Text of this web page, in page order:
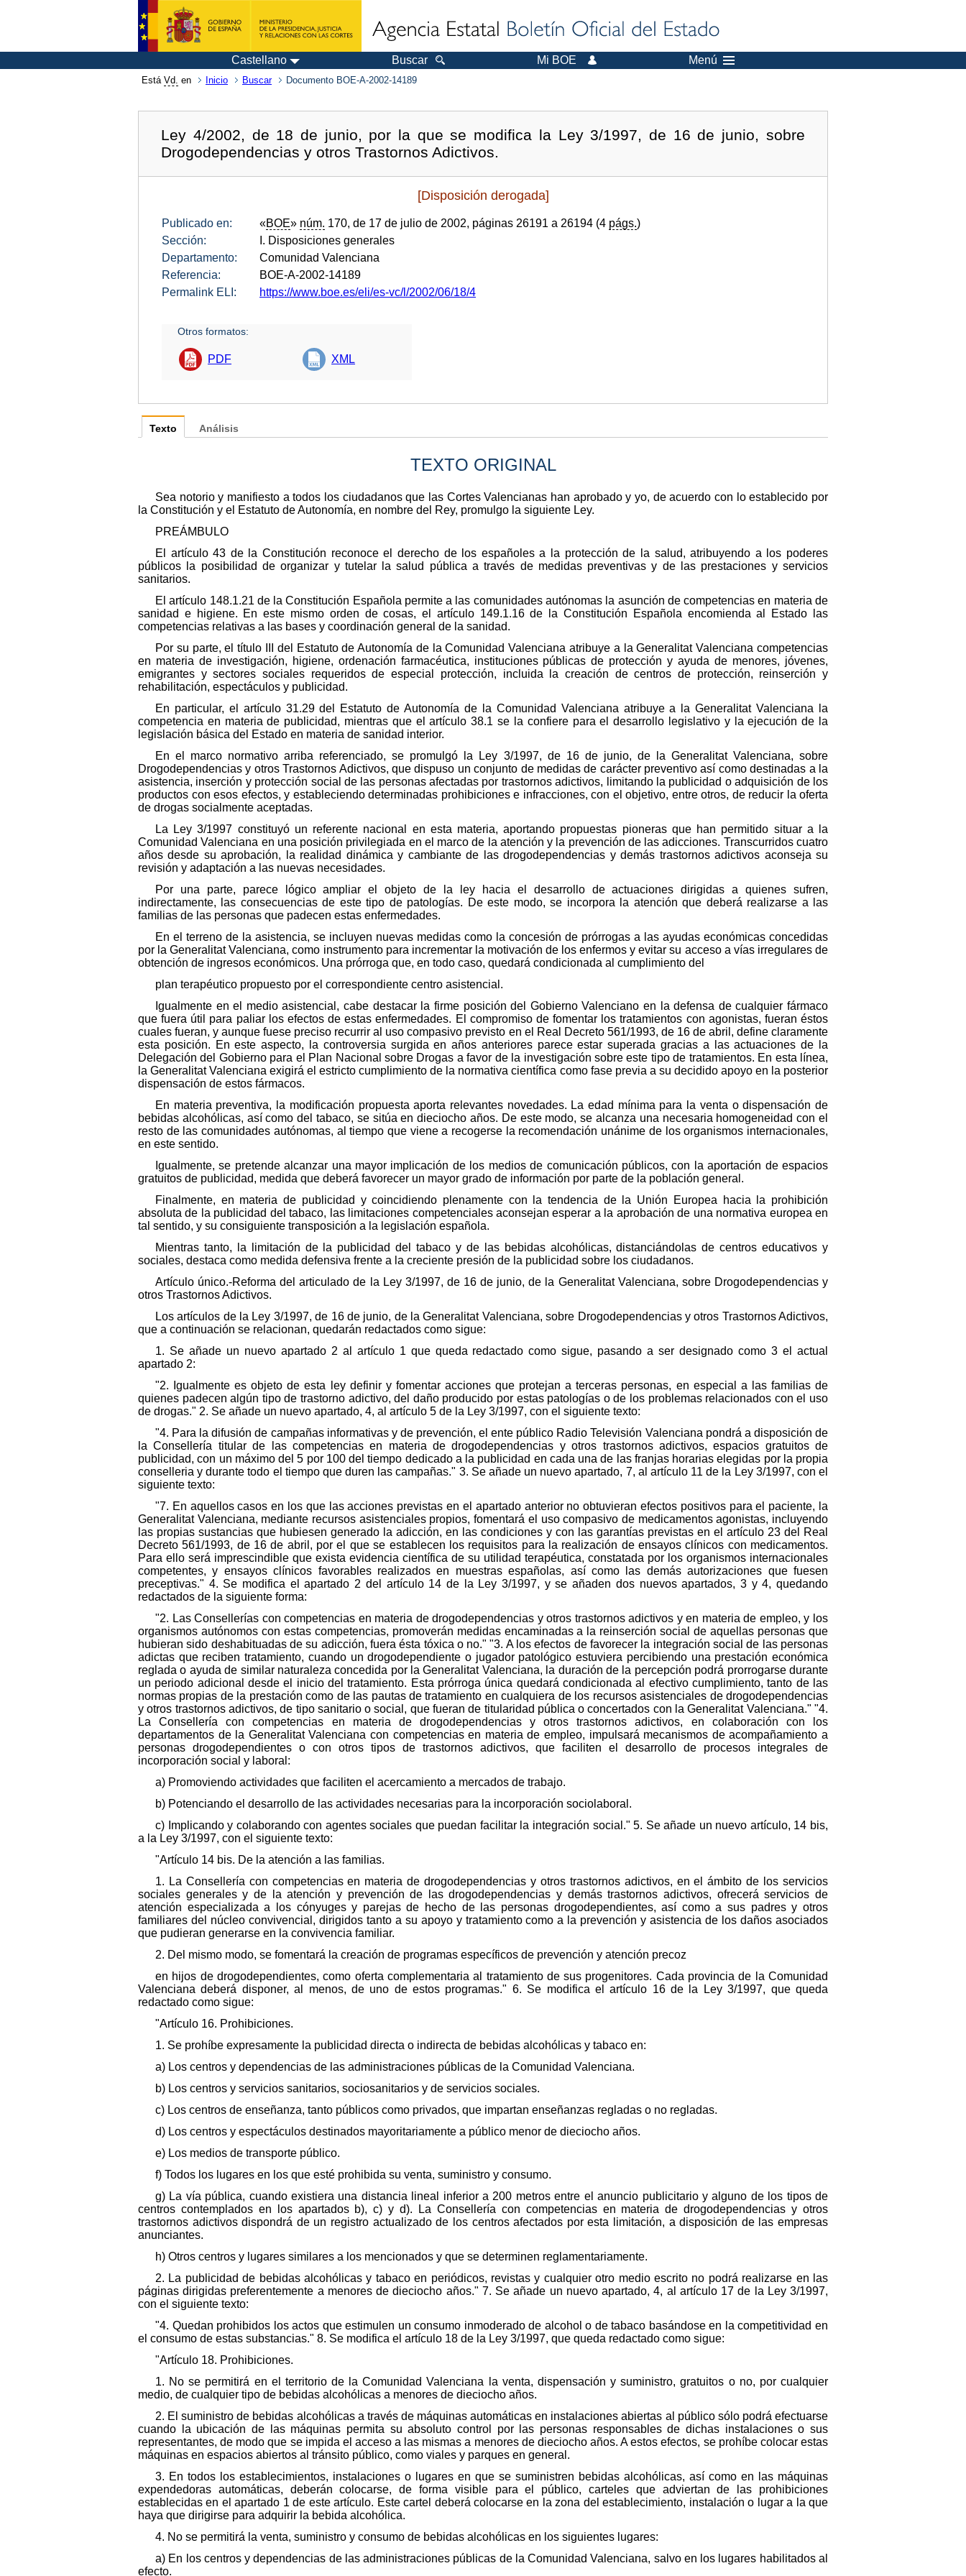
Castellano Buscar Mi BOE Menú
Está Vd. en Inicio Buscar Documento BOE-A-2002-14189
Ley 4/2002, de 18 de junio, por la que se modifica la Ley 3/1997, de 16 de junio, sobre
Drogodependencias y otros Trastornos Adictivos.
[Disposición derogada]
Publicado en: «BOE» núm. 170, de 17 de julio de 2002, páginas 26191 a 26194 (4 págs.)
Sección:
I. Disposiciones generales
Departamento:
Comunidad Valenciana
Referencia:
BOE-A-2002-14189
Permalink ELI:
https://www.boe.es/eli/es-vc/l/2002/06/18/4
Otros formatos:
PDF XML
Texto
TEXTO ORIGINAL
Sea notorio y manifiesto a todos los ciudadanos que las Cortes Valencianas han aprobado y yo, de acuerdo con lo establecido por
la Constitución y el Estatuto de Autonomía, en nombre del Rey, promulgo la siguiente Ley.
PREÁMBULO
El artículo 43 de la Constitución reconoce el derecho de los españoles a la protección de la salud, atribuyendo a los poderes
públicos la posibilidad de organizar y tutelar la salud pública a través de medidas preventivas y de las prestaciones y servicios
sanitarios.
El artículo 148.1.21 de la Constitución Española permite a las comunidades autónomas la asunción de competencias en materia de
sanidad e higiene. En este mismo orden de cosas, el artículo 149.1.16 de la Constitución Española encomienda al Estado las
competencias relativas a las bases y coordinación general de la sanidad.
Por su parte, el título III del Estatuto de Autonomía de la Comunidad Valenciana atribuye a la Generalitat Valenciana competencias
en materia de investigación, higiene, ordenación farmacéutica, instituciones públicas de protección y ayuda de menores, jóvenes,
emigrantes y sectores sociales requeridos de especial protección, incluida la creación de centros de protección, reinserción y
rehabilitación, espectáculos y publicidad.
En particular, el artículo 31.29 del Estatuto de Autonomía de la Comunidad Valenciana atribuye a la Generalitat Valenciana la
competencia en materia de publicidad, mientras que el artículo 38.1 se la confiere para el desarrollo legislativo y la ejecución de la
legislación básica del Estado en materia de sanidad interior.
En el marco normativo arriba referenciado, se promulgó la Ley 3/1997, de 16 de junio, de la Generalitat Valenciana, sobre
Drogodependencias y otros Trastornos Adictivos, que dispuso un conjunto de medidas de carácter preventivo así como destinadas a la
asistencia, inserción y protección social de las personas afectadas por trastornos adictivos, limitando la publicidad o adquisición de los
productos con esos efectos, y estableciendo determinadas prohibiciones e infracciones, con el objetivo, entre otros, de reducir la oferta
de drogas socialmente aceptadas.
La Ley 3/1997 constituyó un referente nacional en esta materia, aportando propuestas pioneras que han permitido situar a la
Comunidad Valenciana en una posición privilegiada en el marco de la atención y la prevención de las adicciones. Transcurridos cuatro
años desde su aprobación, la realidad dinámica y cambiante de las drogodependencias y demás trastornos adictivos aconseja su
revisión y adaptación a las nuevas necesidades.
Por una parte, parece lógico ampliar el objeto de la ley hacia el desarrollo de actuaciones dirigidas a quienes sufren,
indirectamente, las consecuencias de este tipo de patologías. De este modo, se incorpora la atención que deberá realizarse a las
familias de las personas que padecen estas enfermedades.
En el terreno de la asistencia, se incluyen nuevas medidas como la concesión de prórrogas a las ayudas económicas concedidas
por la Generalitat Valenciana, como instrumento para incrementar la motivación de los enfermos y evitar su acceso a vías irregulares de
obtención de ingresos económicos. Una prórroga que, en todo caso, quedará condicionada al cumplimiento del
plan terapéutico propuesto por el correspondiente centro asistencial.
Igualmente en el medio asistencial, cabe destacar la firme posición del Gobierno Valenciano en la defensa de cualquier fármaco
que fuera útil para paliar los efectos de estas enfermedades. El compromiso de fomentar los tratamientos con agonistas, fueran éstos
cuales fueran, y aunque fuese preciso recurrir al uso compasivo previsto en el Real Decreto 561/1993, de 16 de abril, define claramente
esta posición. En este aspecto, la controversia surgida en años anteriores parece estar superada gracias a las actuaciones de la
Delegación del Gobierno para el Plan Nacional sobre Drogas a favor de la investigación sobre este tipo de tratamientos. En esta línea,
la Generalitat Valenciana exigirá el estricto cumplimiento de la normativa científica como fase previa a su decidido apoyo en la posterior
dispensación de estos fármacos.
En materia preventiva, la modificación propuesta aporta relevantes novedades. La edad mínima para la venta o dispensación de
bebidas alcohólicas, así como del tabaco, se sitúa en dieciocho años. De este modo, se alcanza una necesaria homogeneidad con el
resto de las comunidades autónomas, al tiempo que viene a recogerse la recomendación unánime de los organismos internacionales,
en este sentido.
Igualmente, se pretende alcanzar una mayor implicación de los medios de comunicación públicos, con la aportación de espacios
gratuitos de publicidad, medida que deberá favorecer un mayor grado de información por parte de la población general.
Finalmente, en materia de publicidad y coincidiendo plenamente con la tendencia de la Unión Europea hacia la prohibición
absoluta de la publicidad del tabaco, las limitaciones competenciales aconsejan esperar a la aprobación de una normativa europea en
tal sentido, y su consiguiente transposición a la legislación española.
Mientras tanto, la limitación de la publicidad del tabaco y de las bebidas alcohólicas, distanciándolas de centros educativos y
sociales, destaca como medida defensiva frente a la creciente presión de la publicidad sobre los ciudadanos.
Artículo único.-Reforma del articulado de la Ley 3/1997, de 16 de junio, de la Generalitat Valenciana, sobre Drogodependencias y
otros Trastornos Adictivos.
Los artículos de la Ley 3/1997, de 16 de junio, de la Generalitat Valenciana, sobre Drogodependencias y otros Trastornos Adictivos,
que a continuación se relacionan, quedarán redactados como sigue:
1. Se añade un nuevo apartado 2 al artículo 1 que queda redactado como sigue, pasando a ser designado como 3 el actual
apartado 2:
"2. Igualmente es objeto de esta ley definir y fomentar acciones que protejan a terceras personas, en especial a las familias de
quienes padecen algún tipo de trastorno adictivo, del daño producido por estas patologías o de los problemas relacionados con el uso
de drogas." 2. Se añade un nuevo apartado, 4, al artículo 5 de la Ley 3/1997, con el siguiente texto:
"4. Para la difusión de campañas informativas y de prevención, el ente público Radio Televisión Valenciana pondrá a disposición de
la Consellería titular de las competencias en materia de drogodependencias y otros trastornos adictivos, espacios gratuitos de
publicidad, con un máximo del 5 por 100 del tiempo dedicado a la publicidad en cada una de las franjas horarias elegidas por la propia
conselleria y durante todo el tiempo que duren las campañas." 3. Se añade un nuevo apartado, 7, al artículo 11 de la Ley 3/1997, con el
siguiente texto:
"7. En aquellos casos en los que las acciones previstas en el apartado anterior no obtuvieran efectos positivos para el paciente, la
Generalitat Valenciana, mediante recursos asistenciales propios, fomentará el uso compasivo de medicamentos agonistas, incluyendo
las propias sustancias que hubiesen generado la adicción, en las condiciones y con las garantías previstas en el artículo 23 del Real
Decreto 561/1993, de 16 de abril, por el que se establecen los requisitos para la realización de ensayos clínicos con medicamentos.
Para ello será imprescindible que exista evidencia científica de su utilidad terapéutica, constatada por los organismos internacionales
competentes, y ensayos clínicos favorables realizados en muestras españolas, así como las demás autorizaciones que fuesen
preceptivas." 4. Se modifica el apartado 2 del artículo 14 de la Ley 3/1997, y se añaden dos nuevos apartados, 3 y 4, quedando
redactados de la siguiente forma:
"2. Las Consellerías con competencias en materia de drogodependencias y otros trastornos adictivos y en materia de empleo, y los
organismos autónomos con estas competencias, promoverán medidas encaminadas a la reinserción social de aquellas personas que
hubieran sido deshabituadas de su adicción, fuera ésta tóxica o no." "3. A los efectos de favorecer la integración social de las personas
adictas que reciben tratamiento, cuando un drogodependiente o jugador patológico estuviera percibiendo una prestación económica
reglada o ayuda de similar naturaleza concedida por la Generalitat Valenciana, la duración de la percepción podrá prorrogarse durante
un periodo adicional desde el inicio del tratamiento. Esta prórroga única quedará condicionada al efectivo cumplimiento, tanto de las
normas propias de la prestación como de las pautas de tratamiento en cualquiera de los recursos asistenciales de drogodependencias
y otros trastornos adictivos, de tipo sanitario o social, que fueran de titularidad pública o concertados con la Generalitat Valenciana." "4.
La Consellería con competencias en materia de drogodependencias y otros trastornos adictivos, en colaboración con los
departamentos de la Generalitat Valenciana con competencias en materia de empleo, impulsará mecanismos de acompañamiento a
personas drogodependientes o con otros tipos de trastornos adictivos, que faciliten el desarrollo de procesos integrales de
incorporación social y laboral:
a) Promoviendo actividades que faciliten el acercamiento a mercados de trabajo.
b) Potenciando el desarrollo de las actividades necesarias para la incorporación sociolaboral.
c) Implicando y colaborando con agentes sociales que puedan facilitar la integración social." 5. Se añade un nuevo artículo, 14 bis,
a la Ley 3/1997, con el siguiente texto:
"Artículo 14 bis. De la atención a las familias.
1. La Consellería con competencias en materia de drogodependencias y otros trastornos adictivos, en el ámbito de los servicios
sociales generales y de la atención y prevención de las drogodependencias y demás trastornos adictivos, ofrecerá servicios de
atención especializada a los cónyuges y parejas de hecho de las personas drogodependientes, así como a sus padres y otros
familiares del núcleo convivencial, dirigidos tanto a su apoyo y tratamiento como a la prevención y asistencia de los daños asociados
que pudieran generarse en la convivencia familiar.
2. Del mismo modo, se fomentará la creación de programas específicos de prevención y atención precoz
en hijos de drogodependientes, como oferta complementaria al tratamiento de sus progenitores. Cada provincia de la Comunidad
Valenciana deberá disponer, al menos, de uno de estos programas." 6. Se modifica el artículo 16 de la Ley 3/1997, que queda
redactado como sigue:
"Artículo 16. Prohibiciones.
1. Se prohíbe expresamente la publicidad directa o indirecta de bebidas alcohólicas y tabaco en:
a) Los centros y dependencias de las administraciones públicas de la Comunidad Valenciana.
b) Los centros y servicios sanitarios, sociosanitarios y de servicios sociales.
c) Los centros de enseñanza, tanto públicos como privados, que impartan enseñanzas regladas o no regladas.
d) Los centros y espectáculos destinados mayoritariamente a público menor de dieciocho años.
e) Los medios de transporte público.
f) Todos los lugares en los que esté prohibida su venta, suministro y consumo.
g) La vía pública, cuando existiera una distancia lineal inferior a 200 metros entre el anuncio publicitario y alguno de los tipos de
centros contemplados en los apartados b), c) y d). La Consellería con competencias en materia de drogodependencias y otros
trastornos adictivos dispondrá de un registro actualizado de los centros afectados por esta limitación, a disposición de las empresas
anunciantes.
h) Otros centros y lugares similares a los mencionados y que se determinen reglamentariamente.
2. La publicidad de bebidas alcohólicas y tabaco en periódicos, revistas y cualquier otro medio escrito no podrá realizarse en las
páginas dirigidas preferentemente a menores de dieciocho años." 7. Se añade un nuevo apartado, 4, al artículo 17 de la Ley 3/1997,
con el siguiente texto:
"4. Quedan prohibidos los actos que estimulen un consumo inmoderado de alcohol o de tabaco basándose en la competitividad en
el consumo de estas substancias." 8. Se modifica el artículo 18 de la Ley 3/1997, que queda redactado como sigue:
"Artículo 18. Prohibiciones.
1. No se permitirá en el territorio de la Comunidad Valenciana la venta, dispensación y suministro, gratuitos o no, por cualquier
medio, de cualquier tipo de bebidas alcohólicas a menores de dieciocho años.
2. El suministro de bebidas alcohólicas a través de máquinas automáticas en instalaciones abiertas al público sólo podrá efectuarse
cuando la ubicación de las máquinas permita su absoluto control por las personas responsables de dichas instalaciones o sus
representantes, de modo que se impida el acceso a las mismas a menores de dieciocho años. A estos efectos, se prohíbe colocar estas
máquinas en espacios abiertos al tránsito público, como viales y parques en general.
3. En todos los establecimientos, instalaciones o lugares en que se suministren bebidas alcohólicas, así como en las máquinas
expendedoras automáticas, deberán colocarse, de forma visible para el público, carteles que adviertan de las prohibiciones
establecidas en el apartado 1 de este artículo. Este cartel deberá colocarse en la zona del establecimiento, instalación o lugar a la que
haya que dirigirse para adquirir la bebida alcohólica.
4. No se permitirá la venta, suministro y consumo de bebidas alcohólicas en los siguientes lugares:
a) En los centros y dependencias de las administraciones públicas de la Comunidad Valenciana, salvo en los lugares habilitados al
efecto.
Análisis